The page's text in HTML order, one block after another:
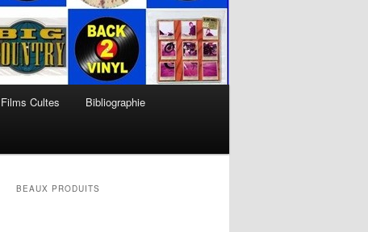
Films Cultes Bibliographie
BEAUX PRODUITS